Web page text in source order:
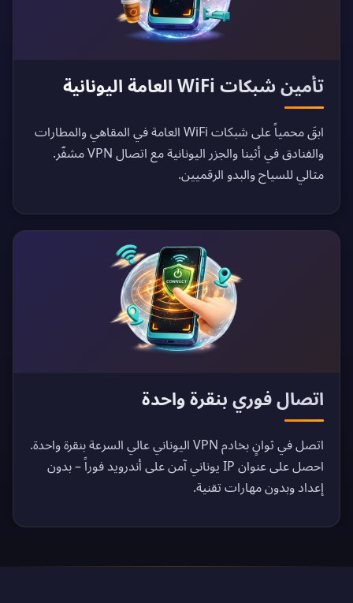
تأمين شبكات WiFi العامة اليونانية
ابقَ محمياً على شبكات WiFi العامة في المقاهي والمطارات
والفنادق في أثينا والجزر اليونانية مع اتصال VPN مشفّر.
مثالي للسياح والبدو الرقميين.
اتصال فوري بنقرة واحدة
اتصل في ثوانٍ بخادم VPN اليوناني عالي السرعة بنقرة واحدة.
احصل على عنوان IP يوناني آمن على أندرويد فوراً – بدون
إعداد وبدون مهارات تقنية.